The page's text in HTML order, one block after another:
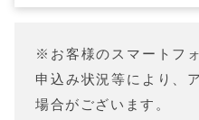
※お客様のスマートフ
申込み状況等により、
場合がございます。